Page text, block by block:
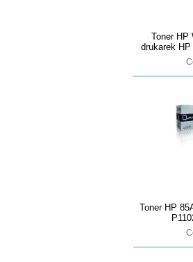
Toner HP
drukarek
Toner HP